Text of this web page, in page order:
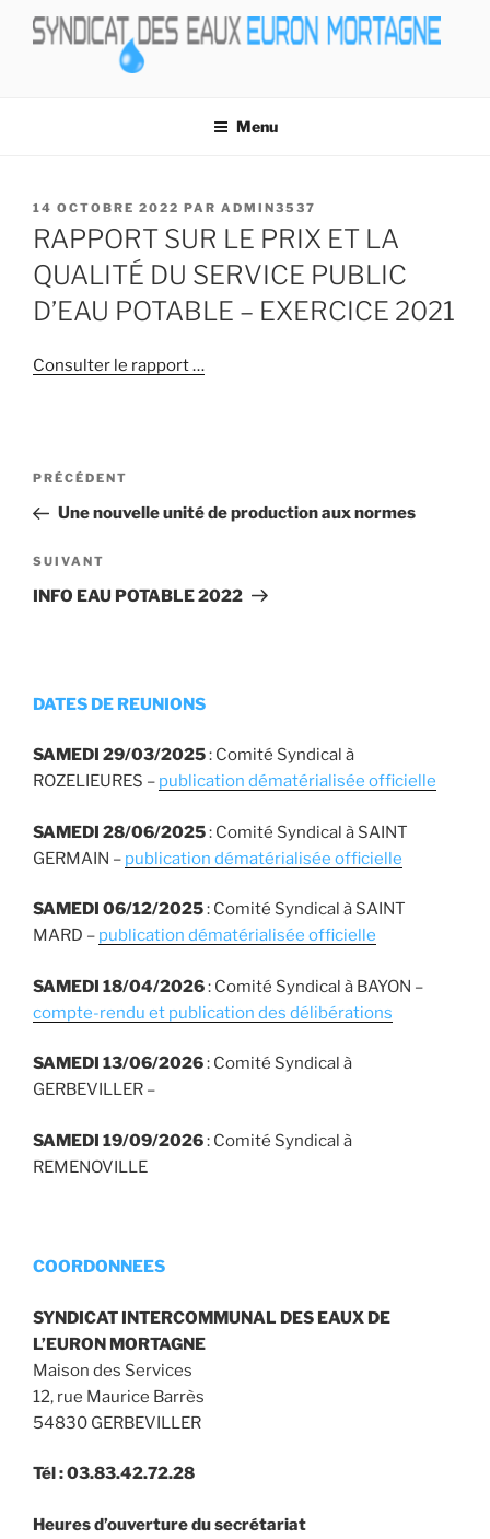
Aller
Menu
PUBLIÉ
LE
14 OCTOBRE 2022 PAR ADMIN3537
RAPPORT SUR LE PRIX ET LA
QUALITÉ DU SERVICE PUBLIC
D’EAU POTABLE – EXERCICE 2021
Consulter le rapport …
Navigation
l’article
Article
précédent
PRÉCÉDENT
Une nouvelle unité de production aux normes
Article
suivant
SUIVANT
INFO EAU POTABLE 2022
DATES DE REUNIONS
SAMEDI 29/03/2025: Comité Syndical à
ROZELIEURES – publication dématérialisée officielle
SAMEDI 28/06/2025: Comité Syndical à SAINT
GERMAIN – publication dématérialisée officielle
SAMEDI 06/12/2025: Comité Syndical à SAINT
MARD – publication dématérialisée officielle
SAMEDI 18/04/2026: Comité Syndical à BAYON –
compte-rendu et publication des délibérations
SAMEDI 13/06/2026: Comité Syndical à
GERBEVILLER –
SAMEDI 19/09/2026: Comité Syndical à
REMENOVILLE
COORDONNEES
SYNDICAT INTERCOMMUNAL DES EAUX DE
L’EURON MORTAGNE
Maison des Services
12, rue Maurice Barrès
54830 GERBEVILLER
Tél : 03.83.42.72.28
Heures d’ouverture du secrétariat